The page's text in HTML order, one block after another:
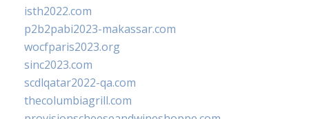
isth2022.com
p2b2pabi2023-makassar.com
wocfparis2023.org
sinc2023.com
scdlqatar2022-qa.com
thecolumbiagrill.com